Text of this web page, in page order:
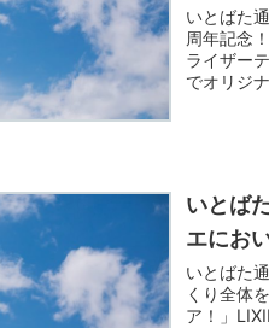
いとばた
周年記念
ライザー
でオリジ
いとば
エにお
いとばた
くり全体
ア！」